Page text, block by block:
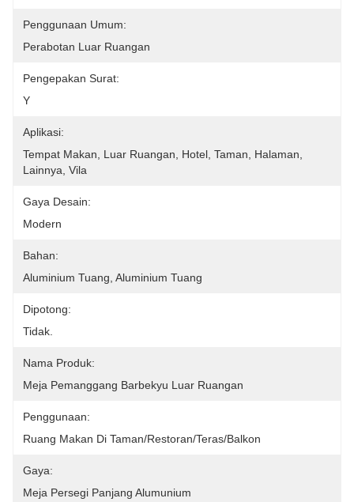
Penggunaan Umum:
Perabotan Luar Ruangan
Pengepakan Surat:
Y
Aplikasi:
Tempat Makan, Luar Ruangan, Hotel, Taman, Halaman,
Lainnya, Vila
Gaya Desain:
Modern
Bahan:
Aluminium Tuang, Aluminium Tuang
Dipotong:
Tidak.
Nama Produk:
Meja Pemanggang Barbekyu Luar Ruangan
Penggunaan:
Ruang Makan Di Taman/restoran/teras/balkon
Gaya:
Meja Persegi Panjang Alumunium